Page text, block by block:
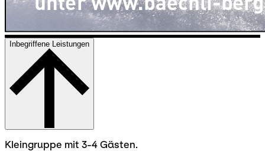
Inbegriffene Leistungen
Kleingruppe mit 3-4 Gästen.